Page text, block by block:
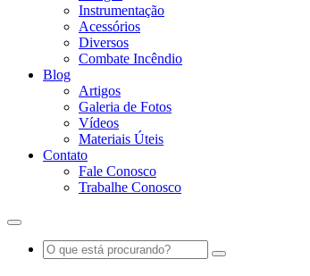
Instrumentação
Acessórios
Diversos
Combate Incêndio
Blog
Artigos
Galeria de Fotos
Vídeos
Materiais Úteis
Contato
Fale Conosco
Trabalhe Conosco